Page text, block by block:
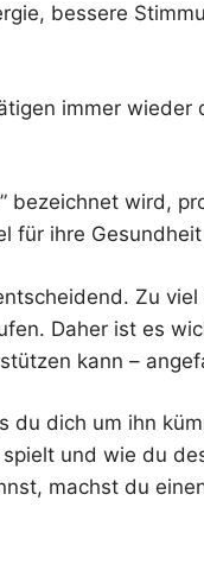
bessere
immer wieder
bezeichnet wird,
für ihre
Zu
Daher ist es
kann –
du dich um ihn
und wie du
machst du